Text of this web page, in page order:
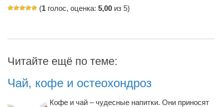
«CYCLE GARAGE» — магазин велосипедов
«Книголюб» — супермаркет
(1 голос, оценка: 5,00 из 5)
Читайте ещё по теме:
Чай, кофе и остеохондроз
Кофе и чай – чудесные напитки. Они приносят